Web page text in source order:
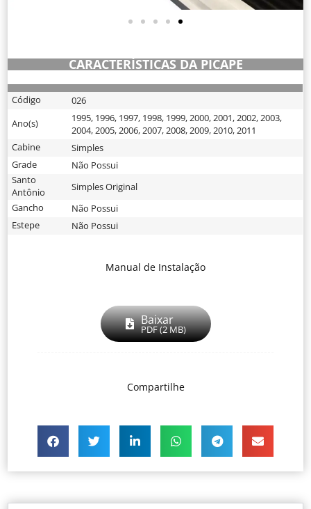
CARACTERÍSTICAS DA PICAPE
Código
026
Ano(s)
1995, 1996, 1997, 1998, 1999,2000,2001,2002,2003,
2004,2005,2006,2007,2008,2009,2010,2011
Cabine
Simples
Grade
Não Possui
Santo
Antônio
Simples Original
Gancho
Não Possui
Estepe
Não Possui
Manual de Instalação
Baixar
PDF (2 MB)
Compartilhe